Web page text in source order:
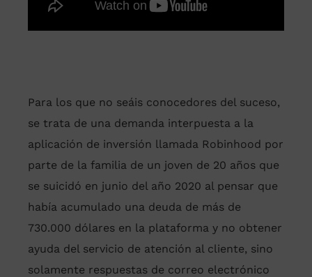
Para los que no seáis conocedores del suceso,
se trata de una demanda interpuesta a la
aplicación de inversión llamada Robinhood por
parte de la familia de un joven de 20 años que
se suicidó en junio del año 2020 al pensar que
había acumulado una deuda de más de
730.000 dólares en la plataforma y no obtener
ayuda del servicio de atención al cliente, sino
solamente respuestas de correo electrónico